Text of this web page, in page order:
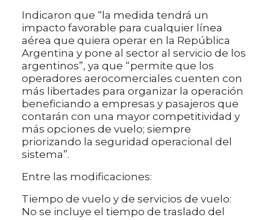
Indicaron que “la medida tendrá un
impacto favorable para cualquier línea
aérea que quiera operar en la República
Argentina y pone al sector al servicio de los
argentinos”, ya que “permite que los
operadores aerocomerciales cuenten con
más libertades para organizar la operación
beneficiando a empresas y pasajeros que
contarán con una mayor competitividad y
más opciones de vuelo; siempre
priorizando la seguridad operacional del
sistema”.
Entre las modificaciones:
Tiempo de vuelo y de servicios de vuelo:
No se incluye el tiempo de traslado del